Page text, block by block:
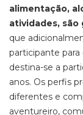
alimentação,
atividades, são
que
participante para
destina-se a
anos. Os perfis
diferentes e
aventureiro,